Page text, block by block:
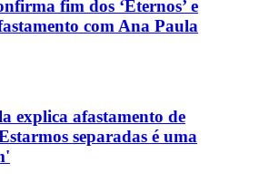
fim dos ‘Eternos’ e
com Ana Paula
explica afastamento de
separadas é uma